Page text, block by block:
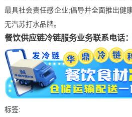
最具社会责任感企业;倡导并全面推出健
无汽苏打水品牌。
餐饮供应链冷链服务业务联系电话：
标签: